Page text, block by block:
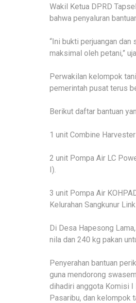
Wakil Ketua DPRD
bahwa penyaluran
“Ini bukti perjuangan dan
maksimal oleh petani,”
Perwakilan kelompok
pemerintah pusat terus
Berikut daftar bantuan
1 unit Combine
2 unit Pompa Air LC
I).
3 unit Pompa Air
Kelurahan Sangkunur
Di Desa Hapesong
nila dan 240 kg pakan
Penyerahan bantuan
guna mendorong
dihadiri anggota Komisi I
Pasaribu, dan kelompok